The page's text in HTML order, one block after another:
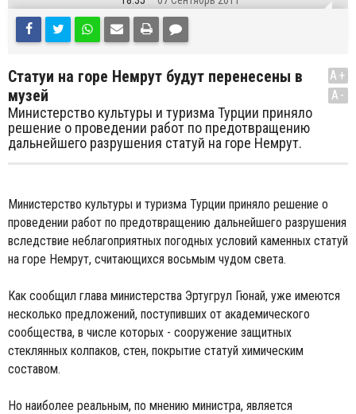
Статуи на горе Немрут будут перенесены в
музей
Министерство культуры и туризма Турции приняло
решение о проведении работ по предотвращению
дальнейшего разрушения статуй на горе Немрут.
A+
A-
Министерство культуры и туризма Турции приняло решение о
проведении работ по предотвращению дальнейшего разрушения
вследствие неблагоприятных погодных условий каменных статуй
на горе Немрут, считающихся восьмым чудом света.
Как сообщил глава министерства Эртугрул Гюнай, уже имеются
несколько предложений, поступивших от академического
сообщества, в числе которых - сооружение защитных
стеклянных колпаков, стен, покрытие статуй химическим
составом.
Но наиболее реальным, по мнению министра, является